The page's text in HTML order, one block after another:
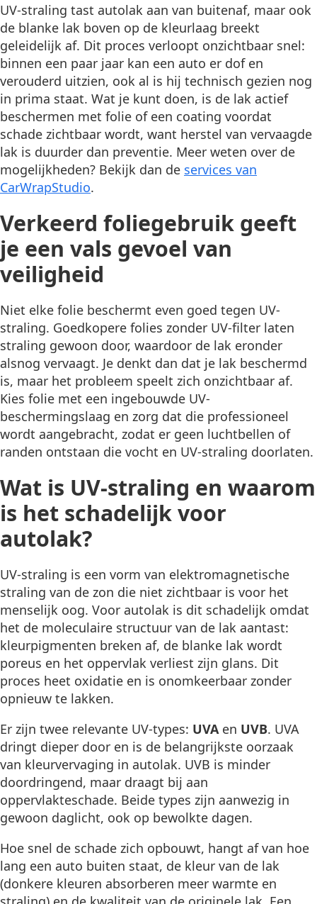
UV-straling tast autolak aan van buitenaf, maar ook
de blanke lak boven op de kleurlaag breekt
geleidelijk af. Dit proces verloopt onzichtbaar snel:
binnen een paar jaar kan een auto er dof en
verouderd uitzien, ook al is hij technisch gezien nog
in prima staat. Wat je kunt doen, is de lak actief
beschermen met folie of een coating voordat
schade zichtbaar wordt, want herstel van vervaagde
lak is duurder dan preventie. Meer weten over de
mogelijkheden? Bekijk dan de services van
CarWrapStudio.
Verkeerd foliegebruik geeft
je een vals gevoel van
veiligheid
Niet elke folie beschermt even goed tegen UV-
straling. Goedkopere folies zonder UV-filter laten
straling gewoon door, waardoor de lak eronder
alsnog vervaagt. Je denkt dan dat je lak beschermd
is, maar het probleem speelt zich onzichtbaar af.
Kies folie met een ingebouwde UV-
beschermingslaag en zorg dat die professioneel
wordt aangebracht, zodat er geen luchtbellen of
randen ontstaan die vocht en UV-straling doorlaten.
Wat is UV-straling en waarom
is het schadelijk voor
autolak?
UV-straling is een vorm van elektromagnetische
straling van de zon die niet zichtbaar is voor het
menselijk oog. Voor autolak is dit schadelijk omdat
het de moleculaire structuur van de lak aantast:
kleurpigmenten breken af, de blanke lak wordt
poreus en het oppervlak verliest zijn glans. Dit
proces heet oxidatie en is onomkeerbaar zonder
opnieuw te lakken.
Er zijn twee relevante UV-types: UVAen UVB. UVA
dringt dieper door en is de belangrijkste oorzaak
van kleurvervaging in autolak. UVB is minder
doordringend, maar draagt bij aan
oppervlakteschade. Beide types zijn aanwezig in
gewoon daglicht, ook op bewolkte dagen.
Hoe snel de schade zich opbouwt, hangt af van hoe
lang een auto buiten staat, de kleur van de lak
(donkere kleuren absorberen meer warmte en